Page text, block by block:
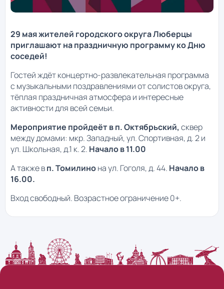
29 мая жителей городского округа Люберцы
приглашают на праздничную программу ко Дню
соседей!
Гостей ждёт концертно-развлекательная программа
с музыкальными поздравлениями от солистов округа,
тёплая праздничная атмосфера и интересные
активности для всей семьи.
Мероприятие пройдеёт вп. Октябрьский, сквер
между домами: мкр. Западный, ул. Спортивная, д. 2 и
ул. Школьная, д.1 к. 2. Начало в 11.00
А также вп. Томилинона ул. Гоголя, д. 44. Начало в
16.00.
Вход свободный. Возрастное ограничение 0+.